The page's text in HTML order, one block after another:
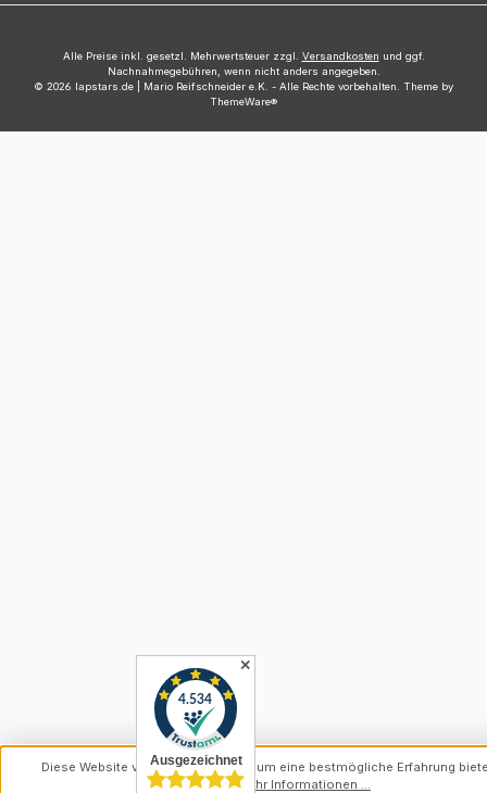
Alle Preise inkl. gesetzl. Mehrwertsteuer zzgl. Versandkosten und ggf.
Nachnahmegebühren, wenn nicht anders angegeben.
© 2026 lapstars.de | Mario Reifschneider e.K. - Alle Rechte vorbehalten. Theme by
ThemeWare®
✕
Diese Website verwendet Cookies, um eine bestmögliche Erfahrung
können.Mehr Informationen ...